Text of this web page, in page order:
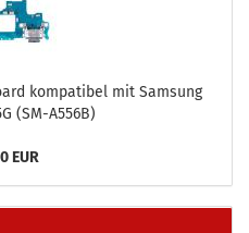
kom­pa­ti­bel mit Sam­sung
(SM-​A556B)
EUR